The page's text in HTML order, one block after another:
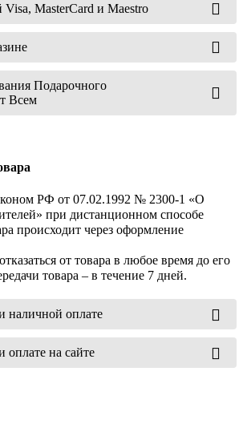
Visa, MasterCard и Maestro
Подарочного
Всем
РФ от 07.02.1992 № 2300-1 «О
при дистанционном способе
происходит через оформление
от товара в любое время до его
товара – в течение 7 дней.
наличной оплате
оплате на сайте